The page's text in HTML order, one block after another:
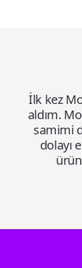
İlk kez
aldım.
samimi
dolayı